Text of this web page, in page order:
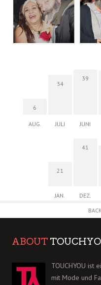
6
AUG.
34
JULI
39
JUNI
21
JAN.
41
DEZ.
ABOUT
TOUCHYOU ist
mit Mode und